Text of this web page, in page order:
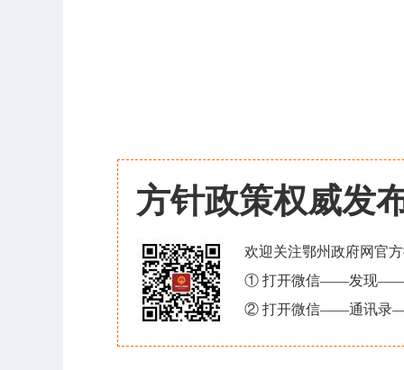
方针政策权威发
欢迎关注鄂州政府网官
① 打开微信——发现——
② 打开微信——通讯录